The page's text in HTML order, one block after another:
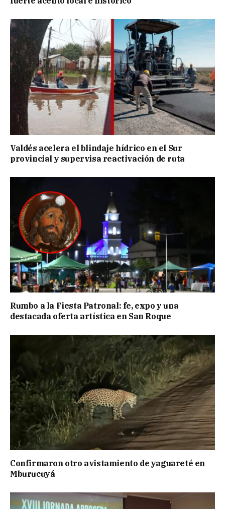
Valdés acelera el blindaje hídrico en el Sur
provincial y supervisa reactivación de ruta
Rumbo a la Fiesta Patronal: fe, expo y una
destacada oferta artística en San Roque
Confirmaron otro avistamiento de yaguareté en
Mburucuyá